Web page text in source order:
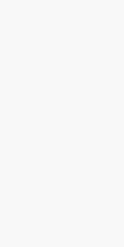
và gặp Sao